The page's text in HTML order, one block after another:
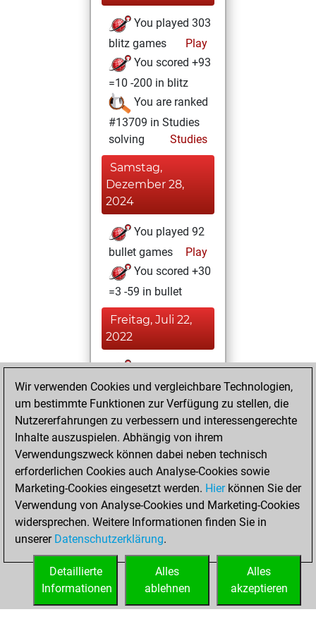
You played 303
blitz games
Play
You scored +93
=10 -200 in blitz
You are ranked
#13709 in Studies
solving
Studies
Samstag,
Dezember 28,
2024
You played 92
bullet games
Play
You scored +30
=3 -59 in bullet
Freitag, Juli 22,
2022
You played 5
slow games
Play
You scored +2
=0 -3 in slow games
You created
your Studies account
Studies
Mittwoch,
Juni 15, 2022
You created
your Fritz account
Wir verwenden Cookies und vergleichbare Technologien,
um bestimmte Funktionen zur Verfügung zu stellen, die
Nutzererfahrungen zu verbessern und interessengerechte
Inhalte auszuspielen. Abhängig von ihrem
Verwendungszweck können dabei neben technisch
erforderlichen Cookies auch Analyse-Cookies sowie
Marketing-Cookies eingesetzt werden. Hierkönnen Sie der
Verwendung von Analyse-Cookies und Marketing-Cookies
widersprechen. Weitere Informationen finden Sie in
unserer Datenschutzerklärung.
Alles
akzeptieren
Alles
ablehnen
Detaillierte
Informationen